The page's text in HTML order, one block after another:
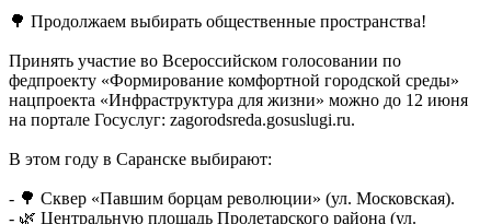
🌳 Продолжаем выбирать общественные пространства!
Принять участие во Всероссийском голосовании по
федпроекту «Формирование комфортной городской среды»
нацпроекта «Инфраструктура для жизни» можно до 12 июня
на портале Госуслуг: zagorodsreda.gosuslugi.ru.
В этом году в Саранске выбирают:
- 🌳 Сквер «Павшим борцам революции» (ул. Московская).
- 🌿 Центральную площадь Пролетарского района (ул.